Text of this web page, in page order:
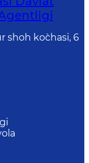
shoh ko`chasi, 6